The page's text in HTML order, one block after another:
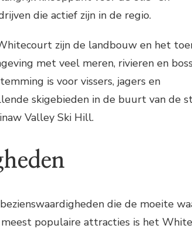
die actief zijn in de regio.
zijn de landbouw en het
met veel meren, rivieren en
is voor vissers, jagers en
skigebieden in de buurt van de
Valley Ski Hill.
die de moeite
meest populaire attracties is het